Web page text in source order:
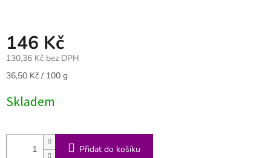
146 Kč
130,36 Kč bez DPH
Měrná
36,50 Kč / 100 g
Skladem
Přidat do košíku